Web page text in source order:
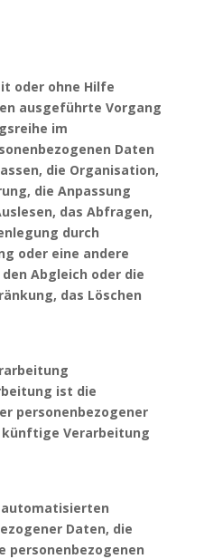
oder ohne Hilfe
ausgeführte Vorgang
im
Daten
die Organisation,
die Anpassung
das Abfragen,
durch
oder eine andere
Abgleich oder die
das Löschen
ist die
personenbezogener
Verarbeitung
Daten, die
personenbezogenen